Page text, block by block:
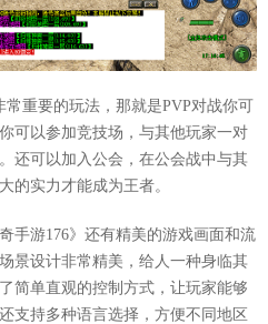
常重要的玩法，那就是PVP对战你可
可以参加竞技场，与其他玩家一对
还可以加入公会，在公会战中与其
的实力才能成为王者。
手游176》还有精美的游戏画面和流
景设计非常精美，给人一种身临其
简单直观的控制方式，让玩家能够
支持多种语言选择，方便不同地区